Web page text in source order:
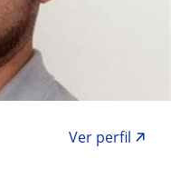
Ver perfil